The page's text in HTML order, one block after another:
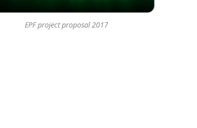
EPF project proposal 2017